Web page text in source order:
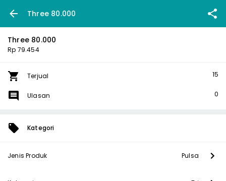
Three 80.000
Three 80.000
Rp 79.454
Terjual 15
Ulasan 0
Kategori
Jenis Produk Pulsa